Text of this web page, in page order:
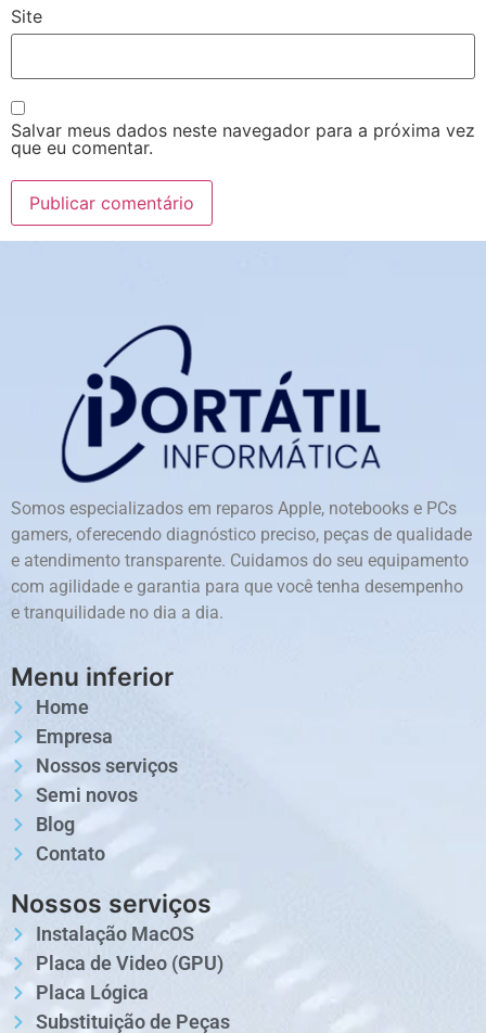
Site
Salvar meus dados neste navegador para a próxima vez
que eu comentar.
Somos especializados em reparos Apple, notebooks e PCs
gamers, oferecendo diagnóstico preciso, peças de qualidade
e atendimento transparente. Cuidamos do seu equipamento
com agilidade e garantia para que você tenha desempenho
e tranquilidade no dia a dia.
Menu inferior
Home
Empresa
Nossos serviços
Semi novos
Blog
Contato
Nossos serviços
Instalação MacOS
Placa de Video (GPU)
Placa Lógica
Substituição de Peças